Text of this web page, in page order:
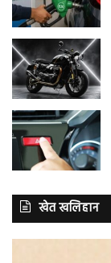
खेत खलिहान